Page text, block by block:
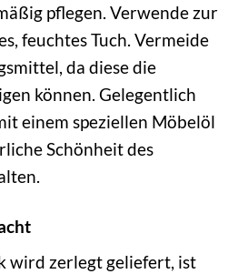
pflegen. Verwende zur
feuchtes Tuch. Vermeide
da diese die
können. Gelegentlich
einem speziellen Möbelöl
Schönheit des
wird zerlegt geliefert, ist